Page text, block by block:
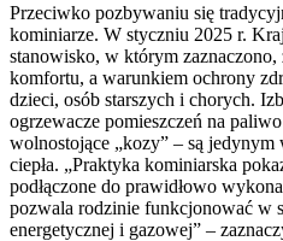
Przeciwko pozbywaniu się
kominiarze. W styczniu 2025 r.
stanowisko, w którym zaznaczono,
komfortu, a warunkiem ochrony
dzieci, osób starszych i chorych.
ogrzewacze pomieszczeń na
wolnostojące „kozy” – są jedynym
ciepła. „Praktyka kominiarska
podłączone do prawidłowo
pozwala rodzinie funkcjonować w
energetycznej i gazowej” –